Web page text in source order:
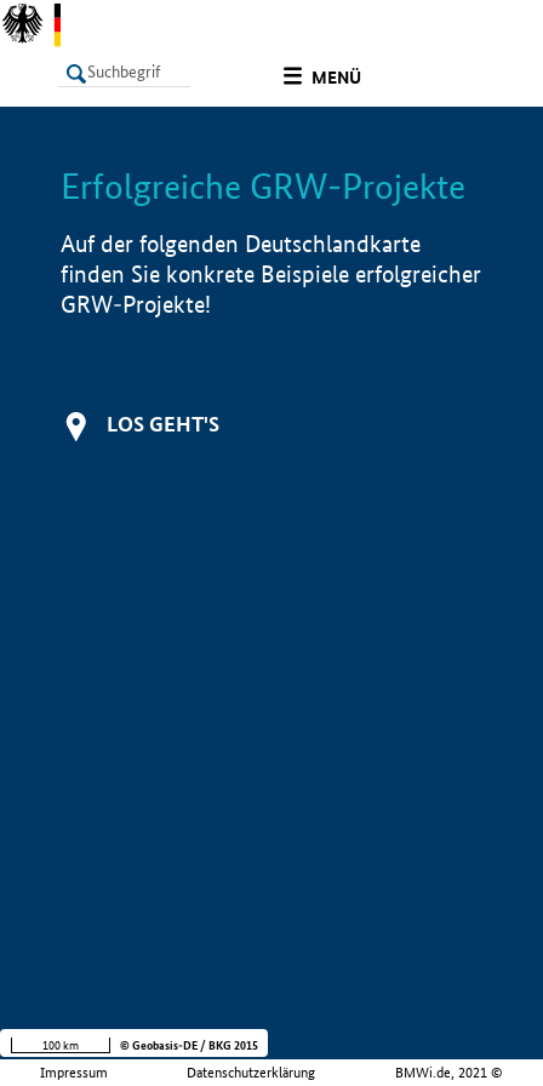
MENÜ
LISTE Info
Erfolgreiche GRW-Projekte
Auf der folgenden Deutschlandkarte
finden Sie konkrete Beispiele erfolgreicher
GRW-Projekte!
LOS GEHT'S
Impressum Datenschutzerklärung BMWi.de, 2021 ©
100 km © Geobasis-DE / BKG 2015